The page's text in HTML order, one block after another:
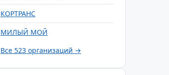
КОРТРАНС
МИЛЫЙ МОЙ
Все 523 организаций →